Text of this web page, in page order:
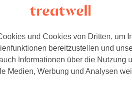
und Cookies von Dritten, um
bereitzustellen und
Informationen über die Nutzung
Medien, Werbung und Analysen